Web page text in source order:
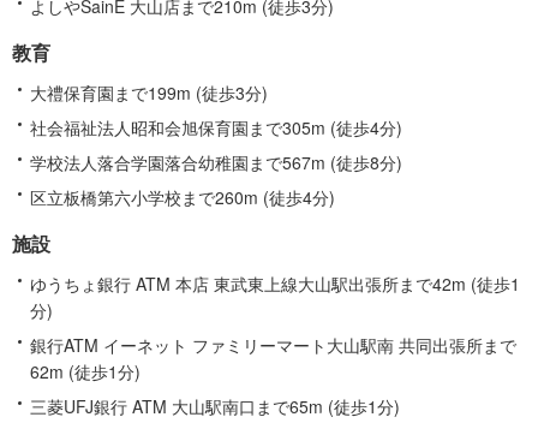
よしやSainE 大山店まで210m (徒歩3分)
教育
大禮保育園まで199m (徒歩3分)
社会福祉法人昭和会旭保育園まで305m (徒歩4分)
学校法人落合学園落合幼稚園まで567m (徒歩8分)
区立板橋第六小学校まで260m (徒歩4分)
施設
ゆうちょ銀行 ATM 本店 東武東上線大山駅出張所まで42m (徒歩1
分)
銀行ATM イーネット ファミリーマート大山駅南 共同出張所まで
62m (徒歩1分)
三菱UFJ銀行 ATM 大山駅南口まで65m (徒歩1分)